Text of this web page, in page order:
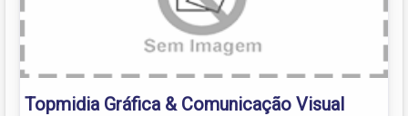
Topmidia Gráfica & Comunicação Visual